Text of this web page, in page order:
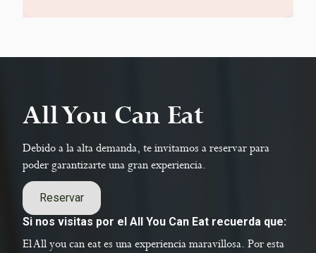
All You Can Eat
Debido a la alta demanda, te invitamos a reservar para
poder garantizarte una gran experiencia.
Reservar
Si nos visitas por el All You Can Eat recuerda que:
El All you can eat es una experiencia maravillosa. Por esta